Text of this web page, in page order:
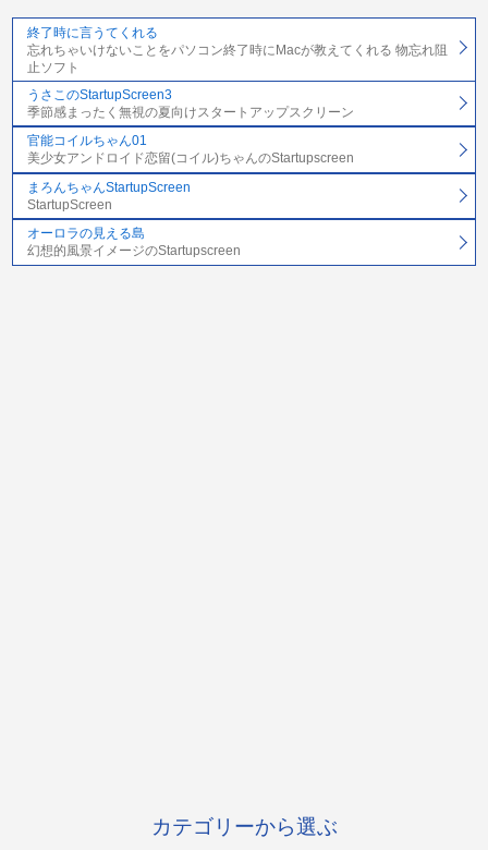
終了時に言うてくれる
忘れちゃいけないことをパソコン終了時にMacが教えてくれる 物忘れ阻
止ソフト
うさこのStartupScreen3
季節感まったく無視の夏向けスタートアップスクリーン
官能コイルちゃん01
美少女アンドロイド恋留(コイル)ちゃんのStartupscreen
まろんちゃんStartupScreen
StartupScreen
オーロラの見える島
幻想的風景イメージのStartupscreen
カテゴリーから選ぶ